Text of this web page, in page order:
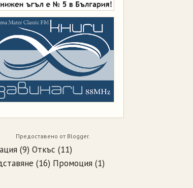
Предоставено от Blogger.
(9) Откъс (11)
(16) Промоция (1)